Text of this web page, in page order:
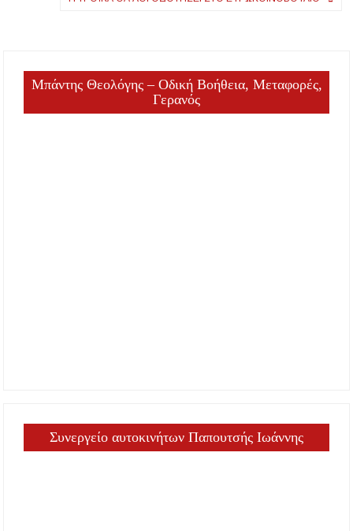
Μπάντης Θεολόγης – Οδική Βοήθεια, Μεταφορές,
Γερανός
Συνεργείο αυτοκινήτων Παπουτσής Ιωάννης